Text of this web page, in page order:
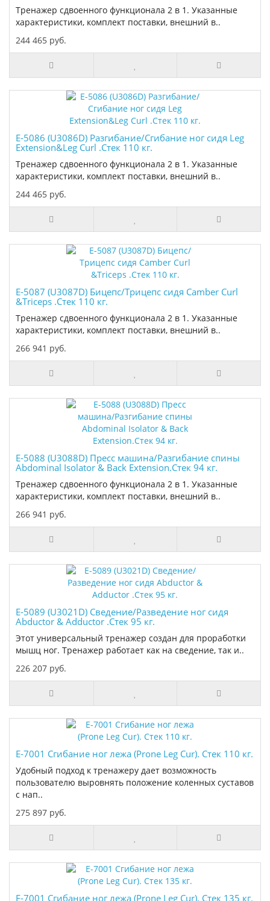
Тренажер сдвоенного функционала 2 в 1. Указанные
характеристики, комплект поставки, внешний в..
244 465 руб.
E-5086 (U3086D) Разгибание/Сгибание ног сидя Leg
Extension&Leg Curl .Стек 110 кг.
Тренажер сдвоенного функционала 2 в 1. Указанные
характеристики, комплект поставки, внешний в..
244 465 руб.
E-5087 (U3087D) Бицепс/Трицепс сидя Camber Curl
&Triceps .Стек 110 кг.
Тренажер сдвоенного функционала 2 в 1. Указанные
характеристики, комплект поставки, внешний в..
266 941 руб.
E-5088 (U3088D) Пресс машина/Разгибание спины
Abdominal Isolator & Back Extension.Стек 94 кг.
Тренажер сдвоенного функционала 2 в 1. Указанные
характеристики, комплект поставки, внешний в..
266 941 руб.
E-5089 (U3021D) Сведение/Разведение ног сидя
Abductor & Adductor .Стек 95 кг.
Этот универсальный тренажер создан для проработки
мышц ног. Тренажер работает как на сведение, так и..
226 207 руб.
E-7001 Сгибание ног лежа (Prone Leg Cur). Стек 110 кг.
Удобный подход к тренажеру дает возможность
пользователю выровнять положение коленных суставов
с нап..
275 897 руб.
E-7001 Сгибание ног лежа (Prone Leg Cur). Стек 135 кг.